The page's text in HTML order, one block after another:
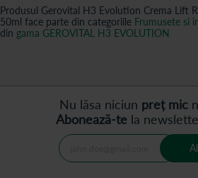
Produsul Gerovital H3 Evolution Crema Lift
50ml face parte din categoriile Frumusete si
din gama GEROVITAL H3 EVOLUTION
Nu lăsa niciun preț mic
Abonează-tela